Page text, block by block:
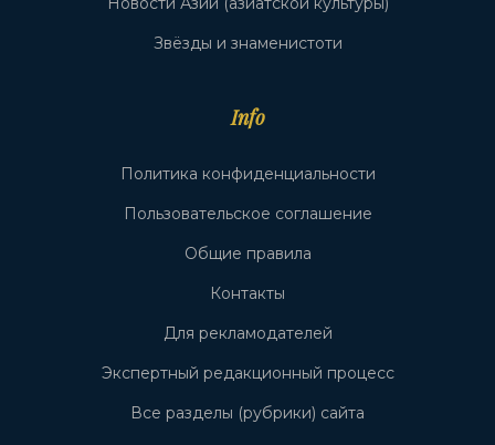
Звёзды и знаменистоти
Info
Политика конфиденциальности
Пользовательское соглашение
Общие правила
Контакты
Для рекламодателей
Экспертный редакционный процесс
Все разделы (рубрики) сайта